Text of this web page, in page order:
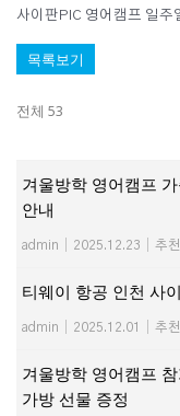
사이판PIC 영어캠프 일주
목록보기
전체 53
겨울방학 영어캠프
안내
admin 2025.12.23 추
티웨이 항공 인천 사
admin 2025.12.01 추
겨울방학 영어캠프
가방 선물 증정